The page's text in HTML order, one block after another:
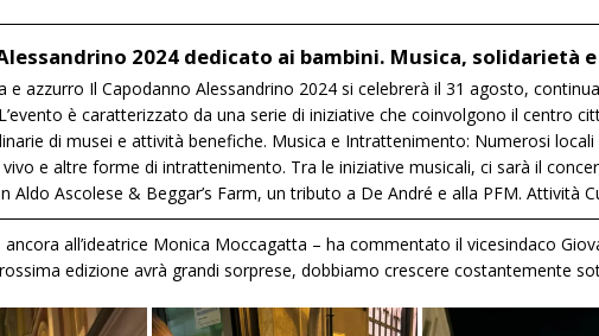
2024 dedicato ai bambini. Musica, solidarietà
e azzurro Il Capodanno Alessandrino 2024 si celebrerà il 31 agosto,
è caratterizzato da una serie di iniziative che coinvolgono il centro
di musei e attività benefiche. Musica e Intrattenimento: Numerosi
e altre forme di intrattenimento. Tra le iniziative musicali, ci sarà il
Aldo Ascolese & Beggar’s Farm, un tributo a De André e alla PFM. Attività
all’ideatrice Monica Moccagatta – ha commentato il vicesindaco
edizione avrà grandi sorprese, dobbiamo crescere costantemente